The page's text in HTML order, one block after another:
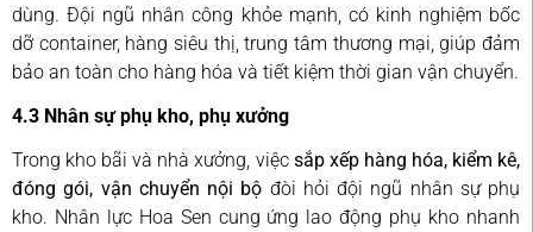
dùng. Đội ngũ nhân công khỏe mạnh, có kinh nghiệm bốc
dỡ container, hàng siêu thị, trung tâm thương mại, giúp đảm
bảo an toàn cho hàng hóa và tiết kiệm thời gian vận chuyển.
4.3 Nhân sự phụ kho, phụ xưởng
Trong kho bãi và nhà xưởng, việc sắp xếp hàng hóa, kiểm kê,
đóng gói, vận chuyển nội bộ đòi hỏi đội ngũ nhân sự phụ
kho. Nhân lực Hoa Sen cung ứng lao động phụ kho nhanh